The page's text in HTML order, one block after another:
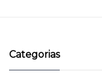
Categorias